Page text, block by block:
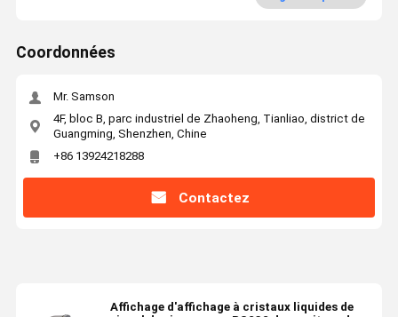
Coordonnées
Mr. Samson
4F, bloc B, parc industriel de Zhaoheng, Tianliao, district de
Guangming, Shenzhen, Chine
+86 13924218288
Contactez
Affichage d'affichage à cristaux liquides de